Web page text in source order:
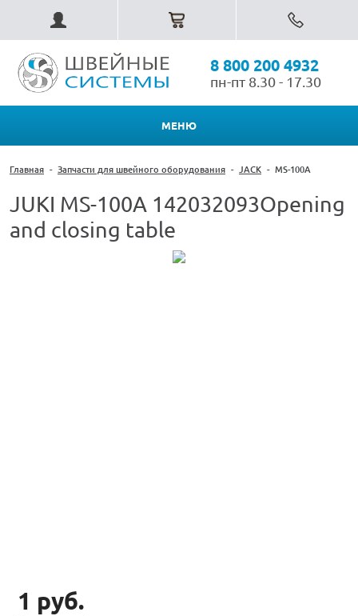
8 800 200 4932
пн-пт 8.30 - 17.30
МЕНЮ
Главная - Запчасти для швейного оборудования - JACK - MS-100A
JUKI MS-100A 142032093Opening
and closing table
1 руб.